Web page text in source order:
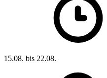
15.08. bis 22.08.